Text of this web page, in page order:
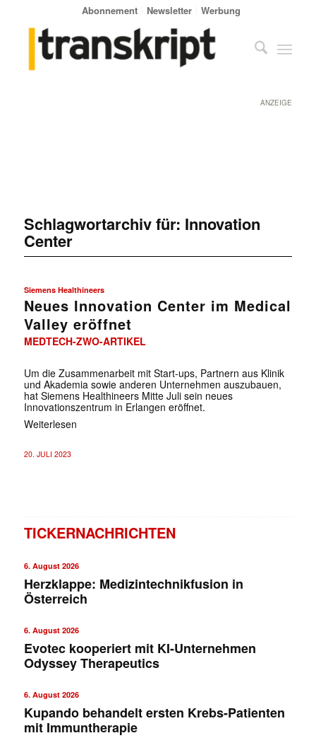
Abonnement Newsletter Werbung
ANZEIGE
Schlagwortarchiv für: Innovation
Center
Siemens Healthineers
Neues Innovation Center im Medical
Valley eröffnet
MEDTECH-ZWO-ARTIKEL
Um die Zusammenarbeit mit Start-ups, Partnern aus Klinik
und Akademia sowie anderen Unternehmen auszubauen,
hat Siemens Healthineers Mitte Juli sein neues
Innovationszentrum in Erlangen eröffnet.
Weiterlesen
20. JULI 2023
TICKERNACHRICHTEN
6. August 2026
Herzklappe: Medizintechnikfusion in
Österreich
6. August 2026
Evotec kooperiert mit KI-Unternehmen
Odyssey Therapeutics
6. August 2026
Kupando behandelt ersten Krebs-Patienten
mit Immuntherapie